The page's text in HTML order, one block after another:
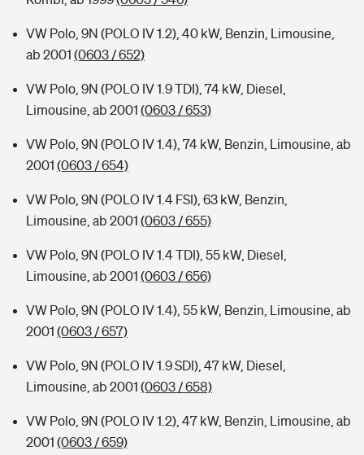
VW Polo, 9N (POLO IV 1.2), 40 kW, Benzin, Limousine,
ab 2001 (0603 / 652)
VW Polo, 9N (POLO IV 1.9 TDI), 74 kW, Diesel,
Limousine, ab 2001 (0603 / 653)
VW Polo, 9N (POLO IV 1.4), 74 kW, Benzin, Limousine, ab
2001 (0603 / 654)
VW Polo, 9N (POLO IV 1.4 FSI), 63 kW, Benzin,
Limousine, ab 2001 (0603 / 655)
VW Polo, 9N (POLO IV 1.4 TDI), 55 kW, Diesel,
Limousine, ab 2001 (0603 / 656)
VW Polo, 9N (POLO IV 1.4), 55 kW, Benzin, Limousine, ab
2001 (0603 / 657)
VW Polo, 9N (POLO IV 1.9 SDI), 47 kW, Diesel,
Limousine, ab 2001 (0603 / 658)
VW Polo, 9N (POLO IV 1.2), 47 kW, Benzin, Limousine, ab
2001 (0603 / 659)